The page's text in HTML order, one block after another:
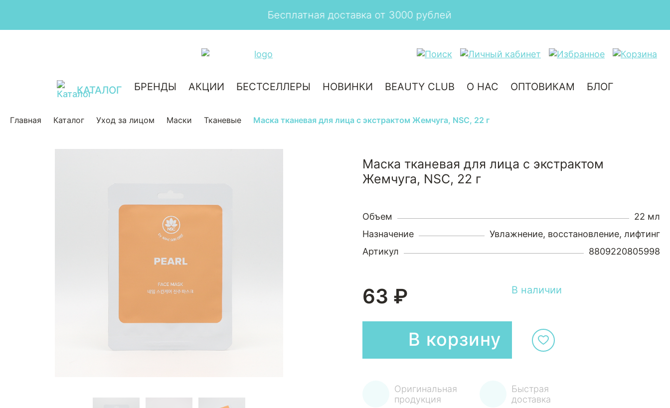
Бесплатная доставка от 3000 рублей
КАТАЛОГ БРЕНДЫ АКЦИИ БЕСТСЕЛЛЕРЫ НОВИНКИ BEAUTY CLUB О НАС ОПТОВИКАМ БЛОГ
Главная Каталог Уход за лицом Маски Тканевые Маска тканевая для лица с экстрактом Жемчуга, NSC, 22 г
Маска тканевая для лица с экстрактом
Жемчуга, NSC, 22 г
Объем
22 мл
Назначение
Увлажнение, восстановление, лифтинг
Артикул
8809220805998
63 ₽ В наличии
В корзину
Оригинальная
продукция
Быстрая
доставка